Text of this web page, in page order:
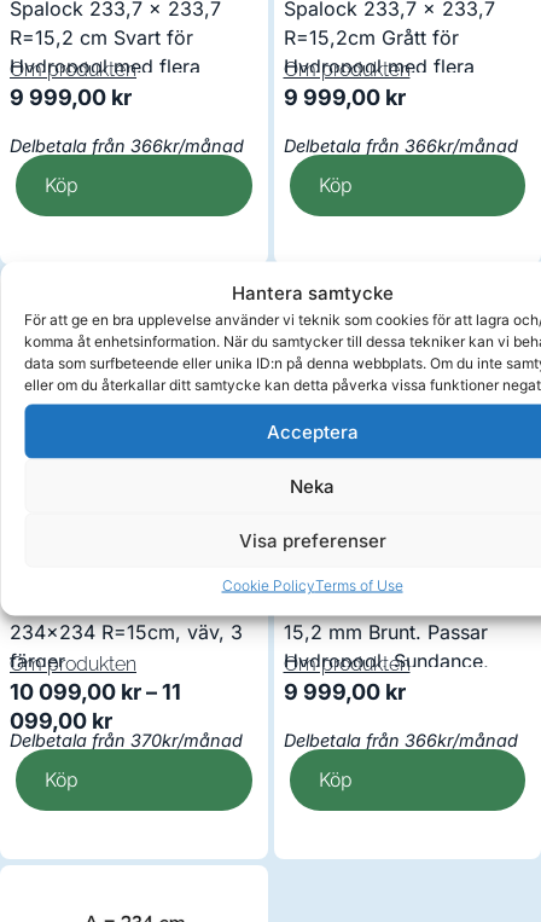
Hantera samtycke
För att ge en bra upplevelse använder vi teknik som cookies för att lagra
komma åt enhetsinformation. När du samtycker till dessa tekniker kan vi
data som surfbeteende eller unika ID:n på denna webbplats. Om du inte
eller om du återkallar ditt samtycke kan detta påverka vissa funktioner
Acceptera
Neka
Visa preferenser
Cookie PolicyTerms of Use
Spalock 233,7 x 233,7
R=15,2 cm Svart för
Hydropool med flera
Om produkten
9 999,00 kr
Delbetala från 366kr/månad
Köp
Spalock 233,7 x 233,7
R=15,2cm Grått för
Hydropool med flera
Om produkten
9 999,00 kr
Delbetala från 366kr/månad
Köp
234×234 R=15cm, väv, 3
färger
Om produkten
10 099,00 kr–11
099,00 kr
Delbetala från 370kr/månad
Köp
Spalock 233,7 x 233,7 R=
15,2 mm Brunt. Passar
Hydropool, Sundance,
Artesian m.fl
Om produkten
9 999,00 kr
Delbetala från 366kr/månad
Köp